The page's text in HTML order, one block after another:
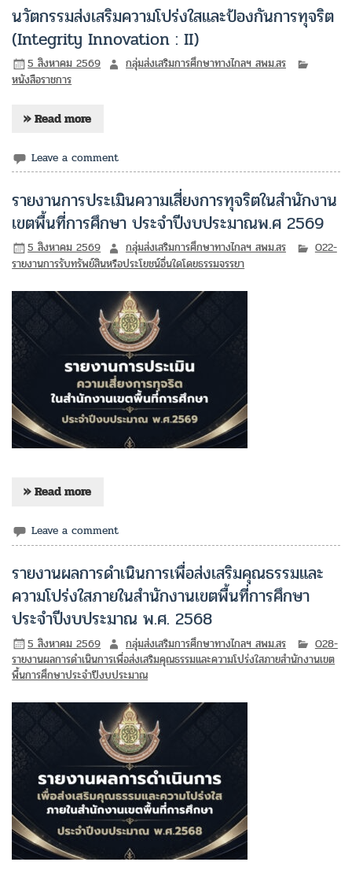
นวัตกรรมส่งเสริมความโปร่งใสและป้องกันการทุจริต
(Integrity Innovation : II)
5 สิงหาคม 2569
กลุ่มส่งเสริมการศึกษาทางไกลฯ สพม.สร
หนังสือราชการ
» Read more
Leave a comment
รายงานการประเมินความเสี่ยงการทุจริตในสำนักงาน
เขตพื้นที่การศึกษา ประจำปีงบประมาณพ.ศ 2569
5 สิงหาคม 2569 กลุ่มส่งเสริมการศึกษาทางไกลฯ สพม.สร
O22-
รายงานการรับทรัพย์สินหรือประโยชน์อื่นใดโดยธรรมจรรยา
» Read more
Leave a comment
รายงานผลการดำเนินการเพื่อส่งเสริมคุณธรรมและ
ความโปร่งใสภายในสำนักงานเขตพื้นที่การศึกษา
ประจำปีงบประมาณ พ.ศ. 2568
5 สิงหาคม 2569 กลุ่มส่งเสริมการศึกษาทางไกลฯ สพม.สร
O28-
รายงานผลการดำเนินการเพื่อส่งเสริมคุณธรรมและความโปร่งใสภายสำนักงานเขต
พื้นการศึกษาประจำปีงบประมาณ